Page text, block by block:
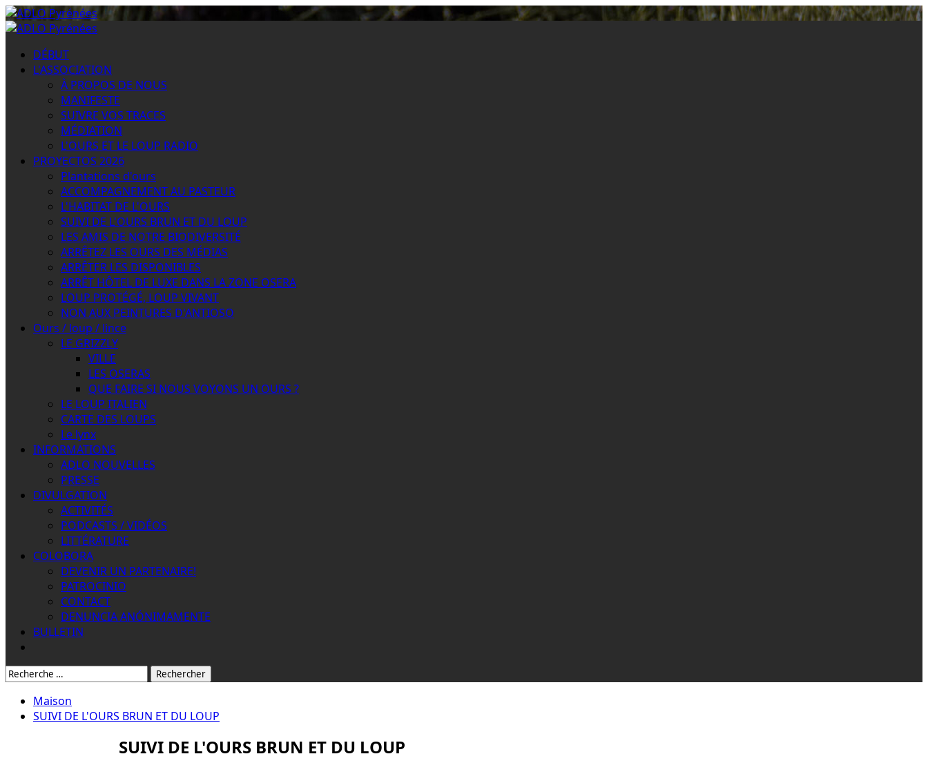
Passer
au
Menu
DÉBUT
L'ASSOCIATION
À PROPOS DE NOUS
MANIFESTE
SUIVRE VOS TRACES
MÉDIATION
L'OURS ET LE LOUP RADIO
PROYECTOS 2026
Plantations d'ours
ACCOMPAGNEMENT AU PASTEUR
L'HABITAT DE L'OURS
SUIVI DE L'OURS BRUN ET DU LOUP
LES AMIS DE NOTRE BIODIVERSITÉ
ARRÊTEZ LES OURS DES MÉDIAS
ARRÊTER LES DISPONIBLES
ARRÊT HÔTEL DE LUXE DANS LA ZONE OSERA
LOUP PROTÉGÉ, LOUP VIVANT
NON AUX PEINTURES D'ANTIOSO
Ours / loup / lince
LE GRIZZLY
VILLE
LES OSERAS
QUE FAIRE SI NOUS VOYONS UN OURS ?
LE LOUP ITALIEN
CARTE DES LOUPS
Le lynx
INFORMATIONS
ADLO NOUVELLES
PRESSE
DIVULGATION
ACTIVITÉS
PODCASTS / VIDÉOS
LITTÉRATURE
COLOBORA
DEVENIR UN PARTENAIRE!
PATROCINIO
CONTACT
DENUNCIA ANÓNIMAMENTE
BULLETIN
Rechercher:
Maison
SUIVI DE L'OURS BRUN ET DU LOUP
SUIVI DE L'OURS BRUN ET DU LOUP